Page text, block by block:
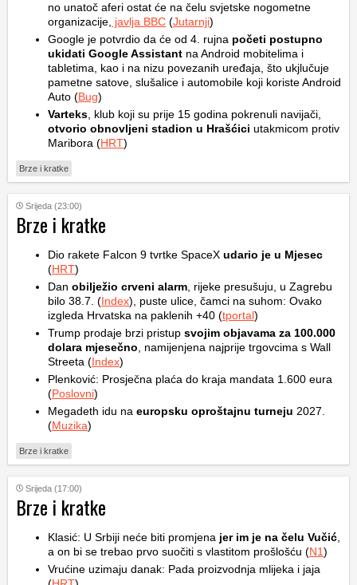
no unatoč aferi ostat će na čelu svjetske nogometne
organizacije, javlja BBC (Jutarnji)
Google je potvrdio da će od 4. rujna početi postupno
ukidati Google Assistant na Android mobitelima i
tabletima, kao i na nizu povezanih uređaja, što ukjlučuje
pametne satove, slušalice i automobile koji koriste Android
Auto (Bug)
Varteks , klub koji su prije 15 godina pokrenuli navijači,
otvorio obnovljeni stadion u Hrašćici utakmicom protiv
Maribora (HRT)
Brze i kratke
Srijeda (23:00)
Brze i kratke
Dio rakete Falcon 9 tvrtke SpaceX udario je u Mjesec
(HRT)
Dan obilježio crveni alarm , rijeke presušuju, u Zagrebu
bilo 38.7. (Index), puste ulice, čamci na suhom: Ovako
izgleda Hrvatska na paklenih +40 (tportal)
Trump prodaje brzi pristup svojim objavama za 100.000
dolara mjesečno , namijenjena najprije trgovcima s Wall
Streeta (Index)
Plenković: Prosječna plaća do kraja mandata 1.600 eura
(Poslovni)
Megadeth idu na europsku oproštajnu turneju 2027.
(Muzika)
Brze i kratke
Srijeda (17:00)
Brze i kratke
Klasić: U Srbiji neće biti promjena jer im je na čelu Vučić
a on bi se trebao prvo suočiti s vlastitom prošlošću (N1)
Vrućine uzimaju danak: Pada proizvodnja mlijeka i jaja